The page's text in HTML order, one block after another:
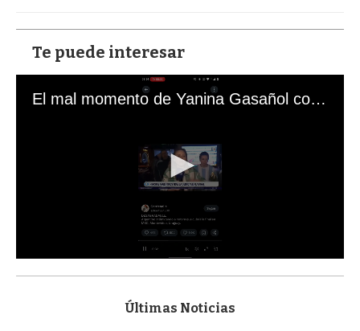
Te puede interesar
El mal momento de Yanina Gasañol con un hincha argentino en "Subrayado"
s
Últimas Noticias